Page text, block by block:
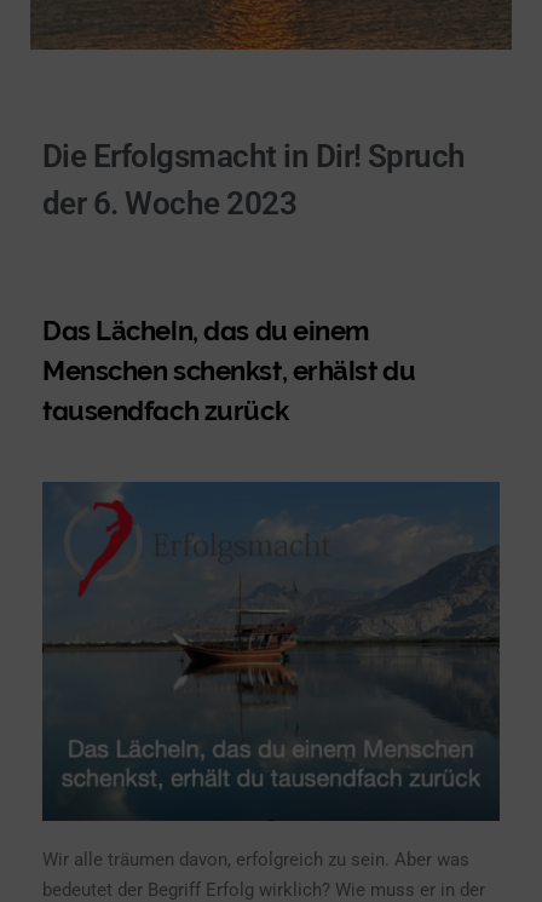
Die Erfolgsmacht in Dir! Spruch
der 6. Woche 2023
Das Lächeln, das du einem
Menschen schenkst, erhälst du
tausendfach zurück
Wir alle träumen davon, erfolgreich zu sein. Aber was
bedeutet der Begriff Erfolg wirklich? Wie muss er in der